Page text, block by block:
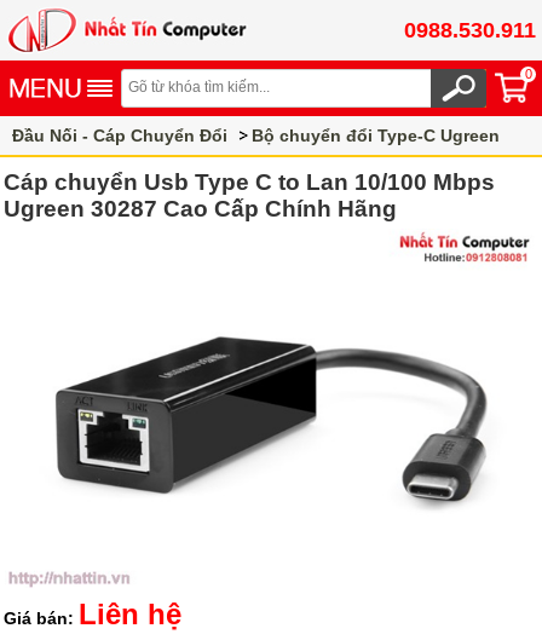
0988.530.911
0
Đầu Nối - Cáp Chuyển Đổi Bộ chuyển đổi Type-C Ugreen
Cáp chuyển Usb Type C to Lan 10/100 Mbps
Ugreen 30287 Cao Cấp Chính Hãng
Giá bán: Liên hệ